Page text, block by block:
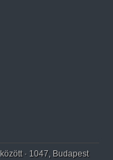
· 1047, Budapest